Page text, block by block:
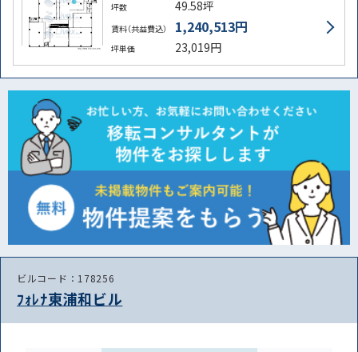
坪数 49.58坪
賃料（共益費込） 1,240,513円
坪単価 23,019円
ビルコード：178256
ﾌｫﾚﾅ東浦和ビル